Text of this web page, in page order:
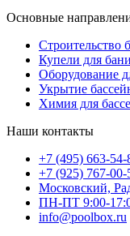
Основные
Строительство
Купели для бани
Оборудование
Укрытие
Химия для
Наши контакты
+7 (495) 663-54-
+7 (925) 767-00-
Московский,
ПН-ПТ 9:00-
info@poolbox.ru